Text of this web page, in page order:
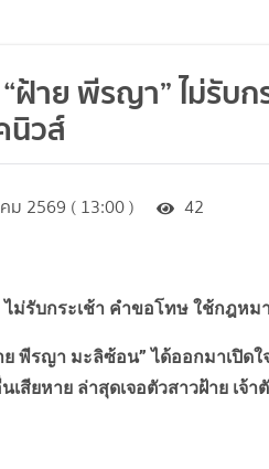
าย พีรญา” ไม่รับก
นิวส์
ม 2569 ( 13:00 ) 42
ม่รับกระเช้า คำขอโทษ ใช้กฎหม
พีรญา มะลิซ้อน” ได้ออกมาเปิด
ยหาย ล่าสุดเจอตัวสาวฝ้าย เจ้า